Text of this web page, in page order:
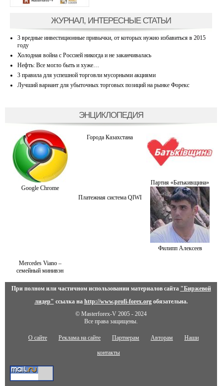
ЖУРНАЛ, ИНТЕРЕСНЫЕ СТАТЬИ
3 вредные инвестиционные привычки, от которых нужно избавиться в 2015
году
Холодная война с Россией никогда и не заканчивалась
Нефть: Все могло быть и хуже…
3 правила для успешной торговли мусорными акциями
Лучший вариант для убыточных торговых позиций на рынке Форекс
ЭНЦИКЛОПЕДИЯ
Google Chrome
Города Казахстана
Партия «Батькивщина»
Платежная система QIWI
Филипп Алексеев
Mercedes Viano –
семейный минивэн
При полном или частичном использовании материалов сайта "Биржевой
лидер" ссылка на http://www.profi-forex.orgобязательна.
© Masterforex-V 2005 - 2024
Все права защищены.
О сайте Реклама на сайте Партнерам Авторам Наши
контакты